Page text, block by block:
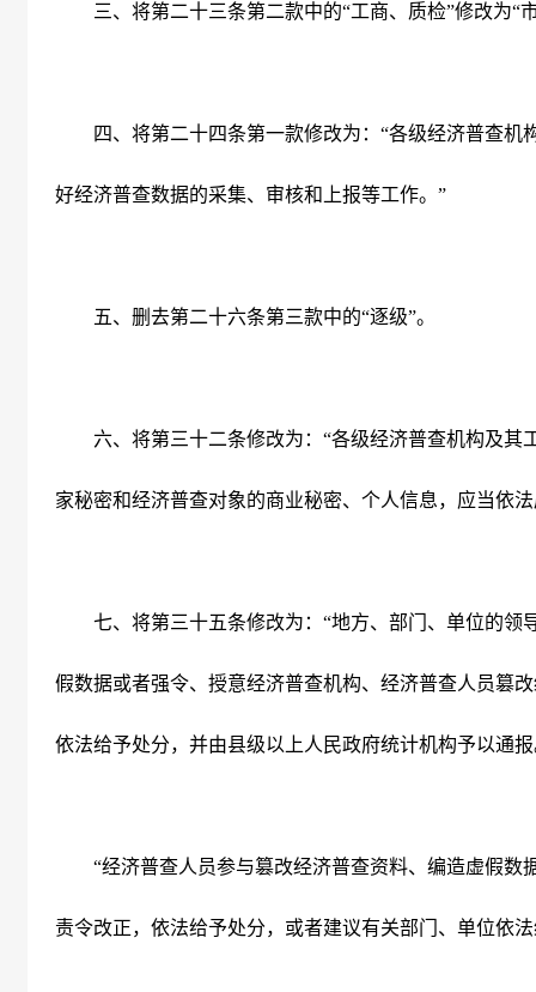
三、将第二十三条第二款中的“工商、质检”修改为“
四、将第二十四条第一款修改为：“各级经济普查机
好经济普查数据的采集、审核和上报等工作。”
五、删去第二十六条第三款中的“逐级”。
六、将第三十二条修改为：“各级经济普查机构及其
家秘密和经济普查对象的商业秘密、个人信息，应当依
七、将第三十五条修改为：“地方、部门、单位的领
假数据或者强令、授意经济普查机构、经济普查人员篡
依法给予处分，并由县级以上人民政府统计机构予以通
“经济普查人员参与篡改经济普查资料、编造虚假数
责令改正，依法给予处分，或者建议有关部门、单位依